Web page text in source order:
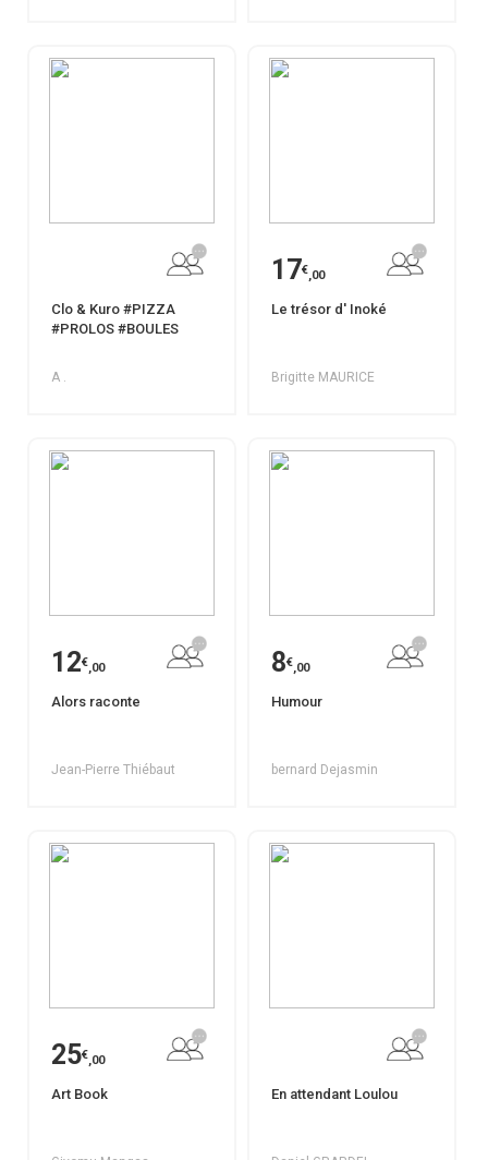
Clo & Kuro #PIZZA
#PROLOS #BOULES
A .
17€,00
Le trésor d' Inoké
Brigitte MAURICE
12€,00
Alors raconte
Jean-Pierre Thiébaut
8€,00
Humour
bernard Dejasmin
25€,00
Art Book En attendant Loulou